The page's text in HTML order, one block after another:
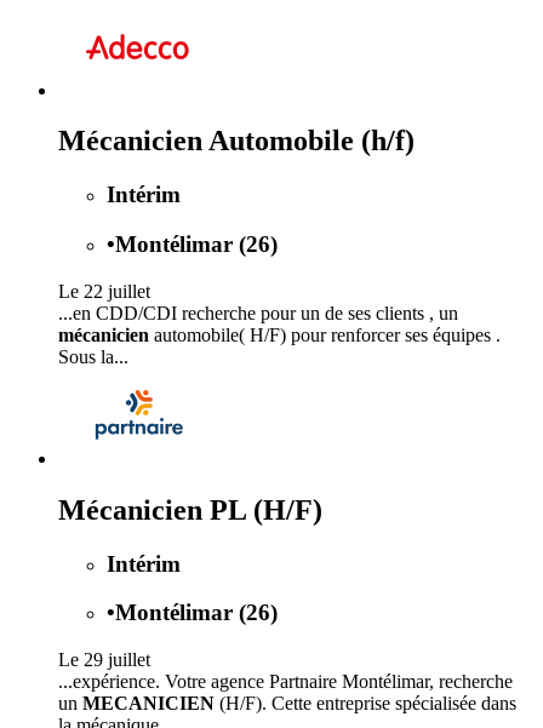
Mécanicien Automobile (h/f)
Intérim
•Montélimar (26)
Le 22 juillet
...en CDD/CDI recherche pour un de ses clients , un
mécanicien automobile( H/F) pour renforcer ses équipes .
Sous la...
Mécanicien PL (H/F)
Intérim
•Montélimar (26)
Le 29 juillet
...expérience. Votre agence Partnaire Montélimar, recherche
un MECANICIEN (H/F). Cette entreprise spécialisée dans